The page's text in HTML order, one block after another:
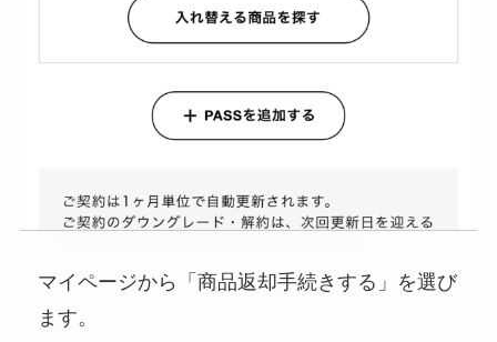
マイページから「商品返却手続きする」を選び
ます。